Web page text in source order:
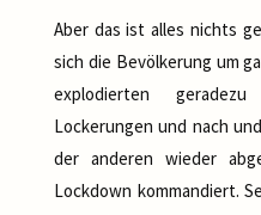
Aber das ist alles nichts
sich die Bevölkerung um
explodierten
Lockerungen und nach
der anderen wieder
Lockdown kommandiert.